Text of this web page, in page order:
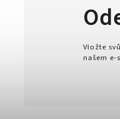
Vložte
našem e-